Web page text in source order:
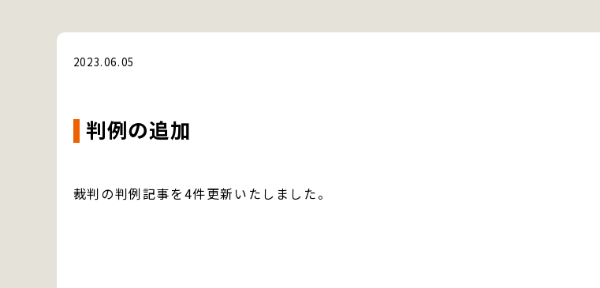
2023.06.05
判例の追加
裁判の判例記事を4件更新いたしました。